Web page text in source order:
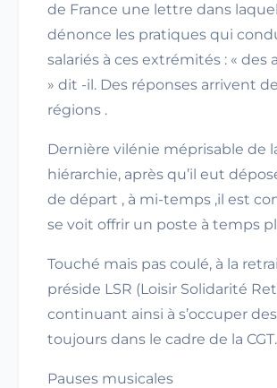
de France une lettre dans
dénonce les pratiques qui
salariés à ces extrémités : « des
» dit -il. Des réponses arrivent
régions .
Dernière vilénie méprisable de
hiérarchie, après qu’il eut
de départ , à mi-temps ,il est
se voit offrir un poste à temps
Touché mais pas coulé, à la
préside LSR (Loisir Solidarité
continuant ainsi à s’occuper
toujours dans le cadre de la CGT.
Pauses musicales